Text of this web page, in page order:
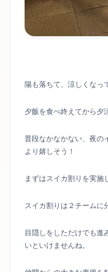
陽も落ちて、涼しくなっ
夕飯を食べ終えてから夕
普段なかなかない、夜の
より嬉しそう！
まずはスイカ割りを実施
スイカ割りは２チームに
目隠しをしただけでも進
いといけませんね。